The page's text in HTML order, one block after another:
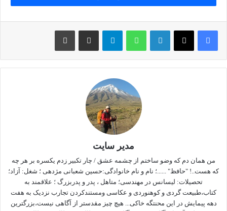
کارش
لینکداین واتس آپ تلگرام اشتراک گذاری با ایمیل
مدیر سایت
من همان دم که وضو ساختم از چشمه عشق / چار تکبیر زدم یکسره بر هر چه
که هست..! "حافظ" ......؛ نام و نام خانوادگی:حسین شعبانی مژدهی ؛ شغل: آزاد؛
تحصیلات: لیسانس در مهندسی؛ متاهل ، پدر و پدربزرگ ؛ علاقمند به
کتاب،طبیعت گردی و کوهنوردی و عکاسی ومستندکردن تجارب نزدیک به هفت
دهه پیمایش در این محنتگه خاکی... هیچ چیز مقدستر از آگاهی نیست،بزرگترین